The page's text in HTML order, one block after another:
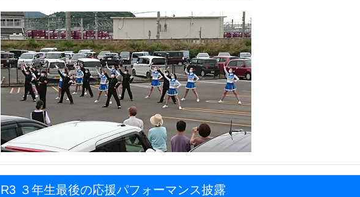
R3 ３年生最後の応援パフォーマンス披露